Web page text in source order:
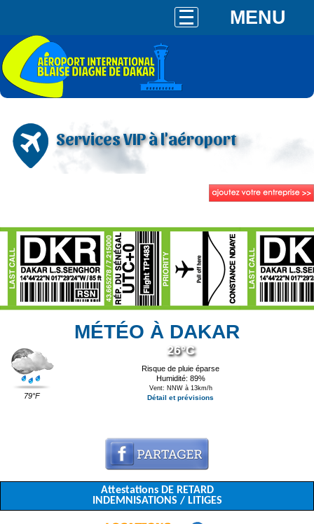
MENU
Services VIP à l'aéroport
MÉTÉO À DAKAR
79°F
26°C
Risque de pluie éparse
Humidité: 89%
Vent: NNW à 13km/h
Détail et prévisions
Attestations DE RETARD
INDEMNISATIONS / LITIGES